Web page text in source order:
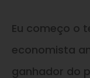
Eu começo o
economista
ganhador do